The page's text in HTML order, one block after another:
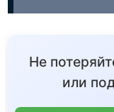
Не
или